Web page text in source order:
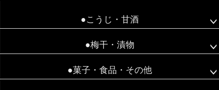
●こうじ・甘酒
●梅干・漬物
●菓子・食品・その他